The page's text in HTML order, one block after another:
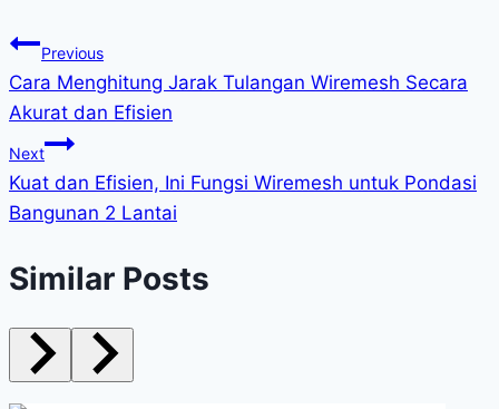
Previous
Cara Menghitung Jarak Tulangan Wiremesh Secara
Akurat dan Efisien
Next
Kuat dan Efisien, Ini Fungsi Wiremesh untuk Pondasi
Bangunan 2 Lantai
Similar Posts